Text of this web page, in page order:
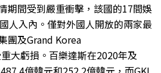
期間受到嚴重衝擊，該國的17間娛
人入內。僅對外國人開放的兩家最
團及Grand Korea
大虧損。百樂達斯在2020年及